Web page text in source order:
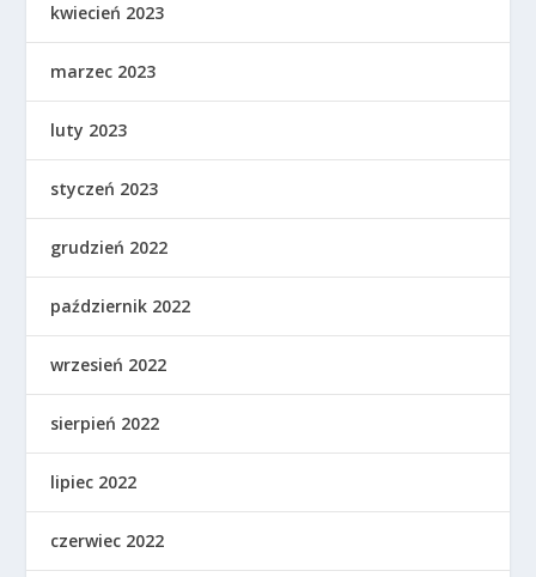
kwiecień 2023
marzec 2023
luty 2023
styczeń 2023
grudzień 2022
październik 2022
wrzesień 2022
sierpień 2022
lipiec 2022
czerwiec 2022